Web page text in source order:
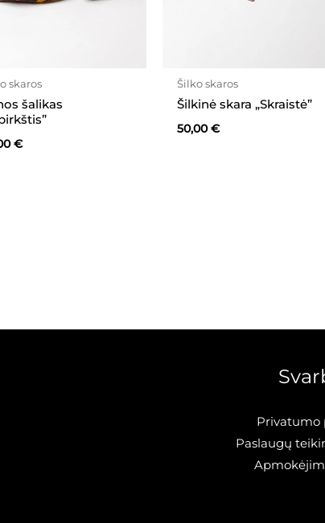
skaros
šalikas
€
Šilko skaros
Šilkinė skara „Skraistė”
50,00€
Privatumo
Paslaugų